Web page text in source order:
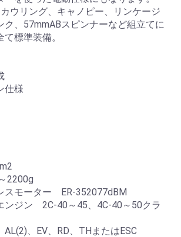
ウリング、キャノピー、リンケージ
ク、57mmABスピンナーなど組立てに
標準装備。
仕様
2200g
スモーター ER-352077dBM
ジン 2C-40～45、4C-40～50クラ
、EV、RD、THまたはESC